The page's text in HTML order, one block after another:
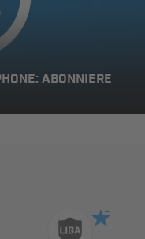
ABONNIERE